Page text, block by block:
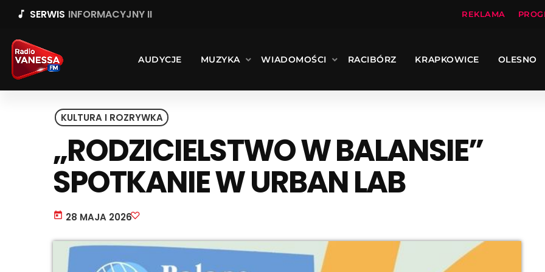
music_note SERWIS INFORMACYJNY II REKLAMA
AUDYCJE MUZYKA WIADOMOŚCI RACIBÓRZ KRAPKOWICE OLESNO
KULTURA I ROZRYWKA
„RODZICIELSTWO W BALANSIE”
SPOTKANIE W URBAN LAB
today 28 MAJA 2026